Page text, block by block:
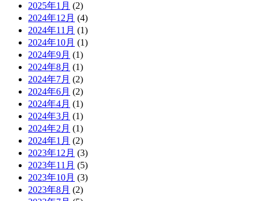
2025年1月 (2)
2024年12月 (4)
2024年11月 (1)
2024年10月 (1)
2024年9月 (1)
2024年8月 (1)
2024年7月 (2)
2024年6月 (2)
2024年4月 (1)
2024年3月 (1)
2024年2月 (1)
2024年1月 (2)
2023年12月 (3)
2023年11月 (5)
2023年10月 (3)
2023年8月 (2)